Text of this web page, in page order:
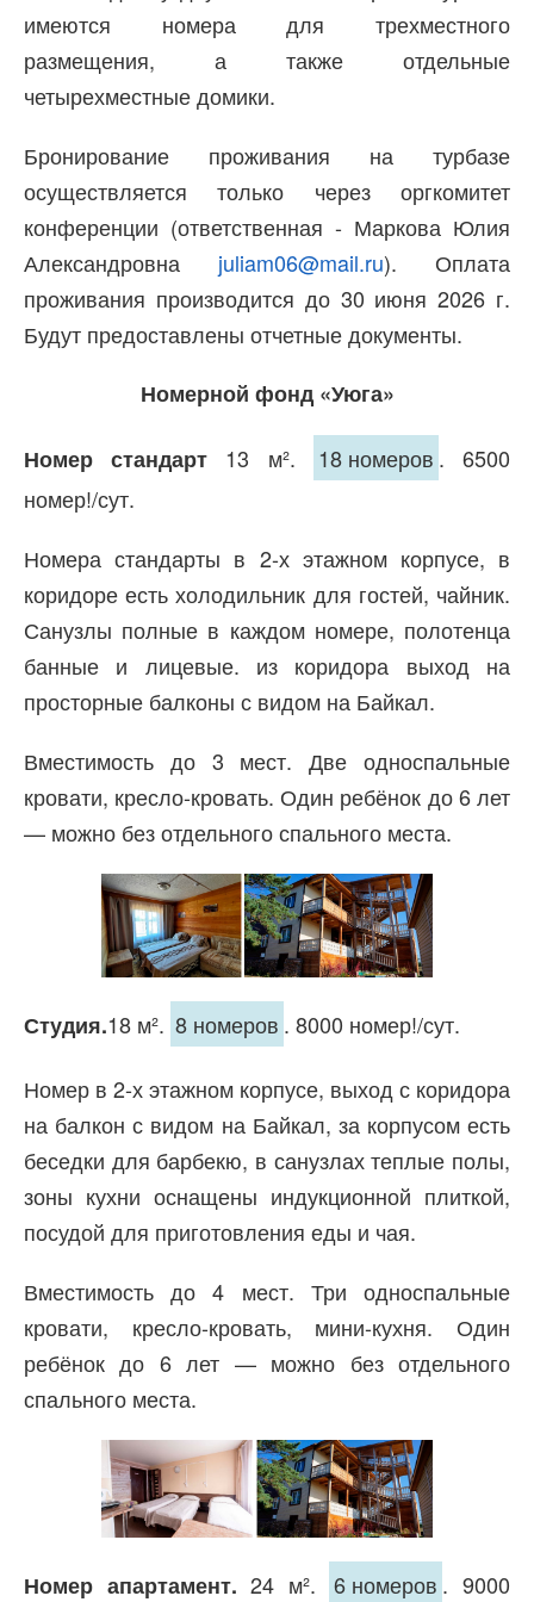
имеются номера для трехместного
размещения, а также отдельные
четырехместные домики.
Бронирование проживания на турбазе
осуществляется только через оргкомитет
конференции (ответственная - Маркова Юлия
Александровна juliam06@mail.ru). Оплата
проживания производится до 30 июня 2026 г.
Будут предоставлены отчетные документы.
Номерной фонд «Уюга»
Номер стандарт 13 м². 18 номеров . 6500
номер!/сут.
Номера стандарты в 2-х этажном корпусе, в
коридоре есть холодильник для гостей, чайник.
Санузлы полные в каждом номере, полотенца
банные и лицевые. из коридора выход на
просторные балконы с видом на Байкал.
Вместимость до 3 мест. Две односпальные
кровати, кресло-кровать. Один ребёнок до 6 лет
— можно без отдельного спального места.
Студия.18 м². 8 номеров . 8000 номер!/сут.
Номер в 2-х этажном корпусе, выход с коридора
на балкон с видом на Байкал, за корпусом есть
беседки для барбекю, в санузлах теплые полы,
зоны кухни оснащены индукционной плиткой,
посудой для приготовления еды и чая.
Вместимость до 4 мест. Три односпальные
кровати, кресло-кровать, мини-кухня. Один
ребёнок до 6 лет — можно без отдельного
спального места.
Номер апартамент.24 м². 6 номеров . 9000